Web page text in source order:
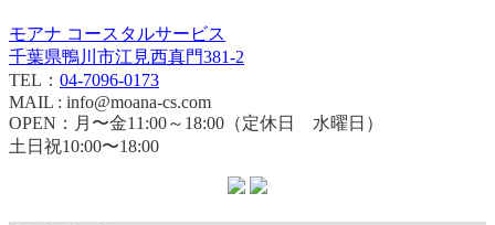
モアナ コースタルサービス
千葉県鴨川市江見西真門381-2
TEL： 04-7096-0173
MAIL : info@moana-cs.com
OPEN：月〜金11:00～18:00（定休日 水曜日）
土日祝10:00〜18:00